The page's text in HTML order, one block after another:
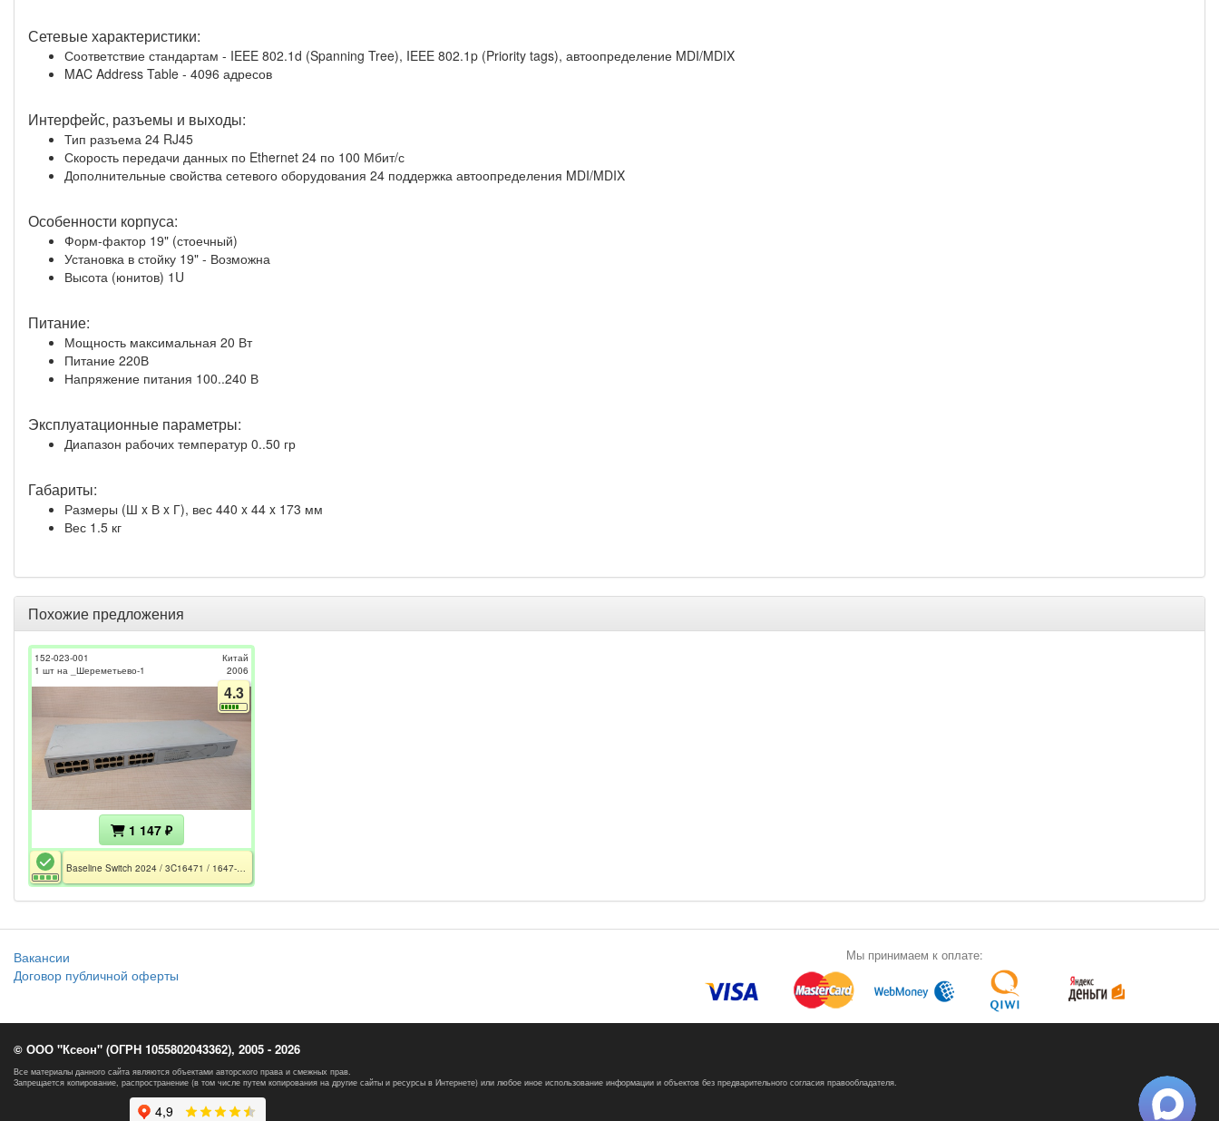
Сетевые характеристики:
Соответствие стандартам - IEEE 802.1d (Spanning Tree), IEEE 802.1p (Priority tags), автоопределение MDI/MDIX
MAC Address Table - 4096 адресов
Интерфейс, разъемы и выходы:
Тип разъема 24 RJ45
Скорость передачи данных по Ethernet 24 по 100 Мбит/с
Дополнительные свойства сетевого оборудования 24 поддержка автоопределения MDI/MDIX
Особенности корпуса:
Форм-фактор 19" (стоечный)
Установка в стойку 19" - Возможна
Высота (юнитов) 1U
Питание:
Мощность максимальная 20 Вт
Питание 220В
Напряжение питания 100..240 В
Эксплуатационные параметры:
Диапазон рабочих температур 0..50 гр
Габариты:
Размеры (Ш x В x Г), вес 440 x 44 x 173 мм
Вес 1.5 кг
Похожие предложения
152-023-001
1 шт на _Шереметьево-1
Китай
2006
4.3
1 147 ₽
Вакансии
Договор публичной оферты
Мы принимаем к оплате:
© ООО "Ксеон" (ОГРН 1055802043362), 2005 - 2026
Все материалы данного сайта являются объектами авторского права и смежных прав.
Запрещается копирование, распространение (в том числе путем копирования на другие сайты и ресурсы в Интернете) или любое иное использование информации и объектов без предварительного согласия правообладателя.